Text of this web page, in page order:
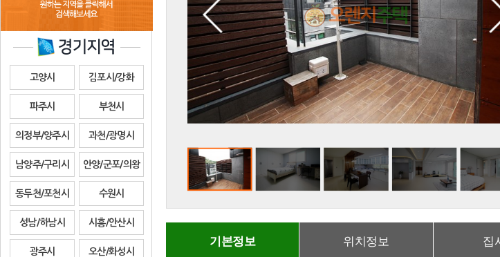
고양시 김포시/강화
파주시 부천시
의정부/양주시 과천/광명시
남양주/구리시 안양/군포/의왕
동두천/포천시 수원시
성남/하남시 시흥/안산시
광주시 오산/화성시
기본정보 위치정보 집